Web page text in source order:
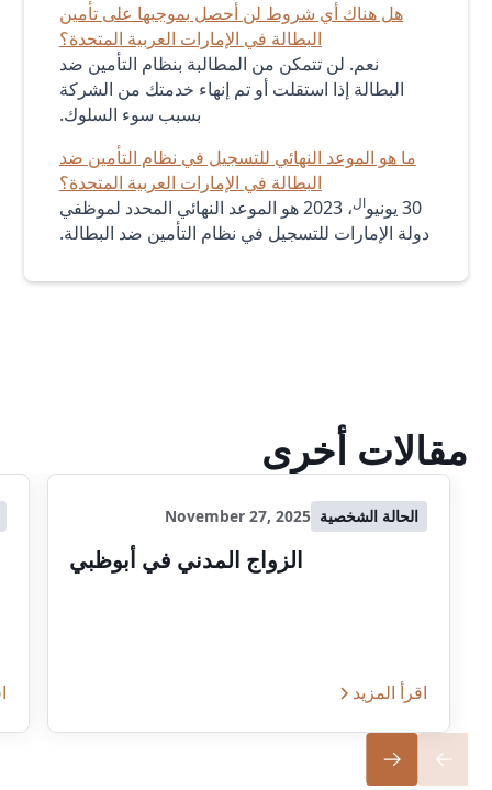
هل هناك أي شروط لن أحصل بموجبها على تأمين
البطالة في الإمارات العربية المتحدة؟
نعم. لن تتمكن من المطالبة بنظام التأمين ضد
البطالة إذا استقلت أو تم إنهاء خدمتك من الشركة
بسبب سوء السلوك.
ما هو الموعد النهائي للتسجيل في نظام التأمين ضد
البطالة في الإمارات العربية المتحدة؟
30 يونيو
ال
، 2023 هو الموعد النهائي المحدد لموظفي
دولة الإمارات للتسجيل في نظام التأمين ضد البطالة.
مقالات أخرى
الحالة الشخصية November 27, 2025
الزواج المدني في أبوظبي
اقرأ المزيد